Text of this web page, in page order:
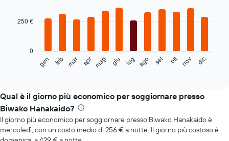
with
seguente
il
prezzo
medio
di
una
gen feb mar apr mag giu lug ago set ott nov dic
0
250 €
Qual è il giorno più economico per soggiornare presso
Biwako Hanakaido?
Il giorno più economico per soggiornare presso Biwako Hanakaido è
mercoledì, con un costo medio di 256 € a notte. Il giorno più costoso è